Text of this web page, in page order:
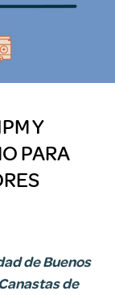
Y
PARA
de Buenos
de